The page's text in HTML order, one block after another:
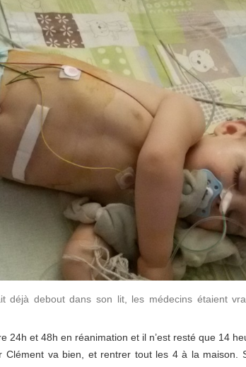
déjà debout dans son lit, les médecins étaient
24h et 48h en réanimation et il n’est resté que 14
Clément va bien, et rentrer tout les 4 à la maison.